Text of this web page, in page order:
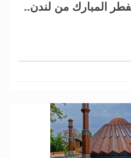
المبارك من لندن..